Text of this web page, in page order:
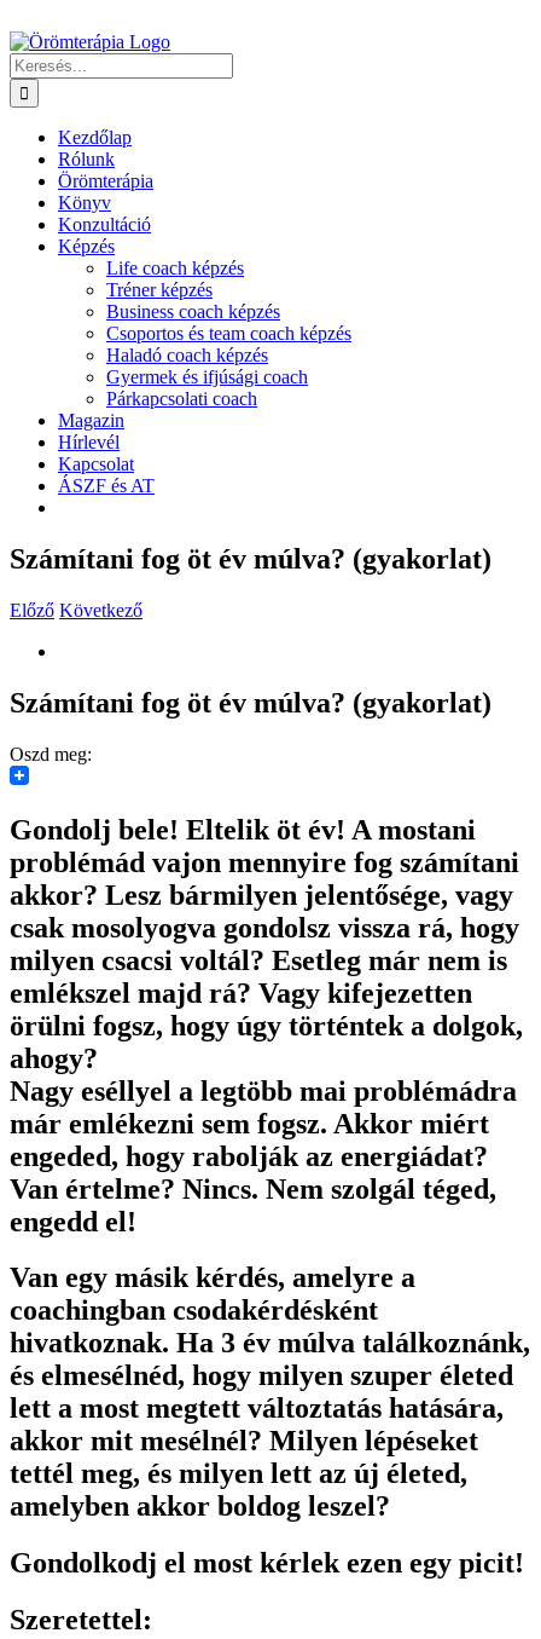
Keresés...
Kezdőlap
Rólunk
Örömterápia
Könyv
Konzultáció
Képzés
Life coach képzés
Tréner képzés
Business coach képzés
Csoportos és team coach képzés
Haladó coach képzés
Gyermek és ifjúsági coach
Párkapcsolati coach
Magazin
Hírlevél
Kapcsolat
ÁSZF és AT
Számítani fog öt év múlva? (gyakorlat)
Előző Következő
Image
Számítani fog öt év múlva? (gyakorlat)
Oszd meg:
Gondolj bele! Eltelik öt év! A mostani
problémád vajon mennyire fog számítani
akkor? Lesz bármilyen jelentősége, vagy
csak mosolyogva gondolsz vissza rá, hogy
milyen csacsi voltál? Esetleg már nem is
emlékszel majd rá? Vagy kifejezetten
örülni fogsz, hogy úgy történtek a dolgok,
ahogy?
Nagy eséllyel a legtöbb mai problémádra
már emlékezni sem fogsz. Akkor miért
engeded, hogy rabolják az energiádat?
Van értelme? Nincs. Nem szolgál téged,
engedd el!
Van egy másik kérdés, amelyre a
coachingban csodakérdésként
hivatkoznak. Ha 3 év múlva találkoznánk,
és elmesélnéd, hogy milyen szuper életed
lett a most megtett változtatás hatására,
akkor mit mesélnél? Milyen lépéseket
tettél meg, és milyen lett az új életed,
amelyben akkor boldog leszel?
Gondolkodj el most kérlek ezen egy picit!
Szeretettel: